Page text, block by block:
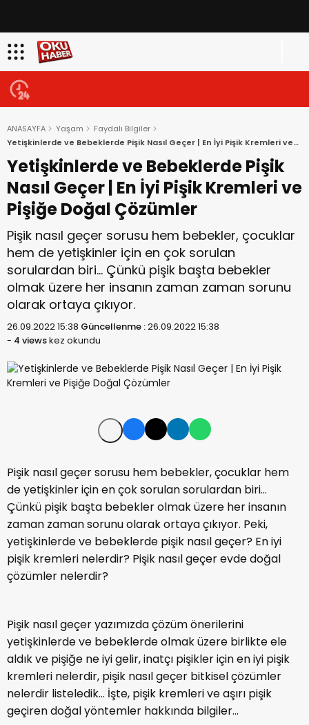
ANASAYFA Yaşam
Faydalı Bilgiler
Yetişkinlerde ve Bebeklerde Pişik Nasıl Geçer | En İyi Pişik Kremleri ve
Pişiğe Doğal Çözümler
Yetişkinlerde ve Bebeklerde Pişik
Nasıl Geçer | En İyi Pişik Kremleri ve
Pişiğe Doğal Çözümler
Pişik nasıl geçer sorusu hem bebekler, çocuklar
hem de yetişkinler için en çok sorulan
sorulardan biri… Çünkü pişik başta bebekler
olmak üzere her insanın zaman zaman sorunu
olarak ortaya çıkıyor.
26.09.2022 15:38 Güncellenme :26.09.2022 15:38
- 4 viewskez okundu
Pişik nasıl geçer sorusu hem bebekler, çocuklar hem
de yetişkinler için en çok sorulan sorulardan biri...
Çünkü pişik başta bebekler olmak üzere her insanın
zaman zaman sorunu olarak ortaya çıkıyor. Peki,
yetişkinlerde ve bebeklerde pişik nasıl geçer? En iyi
pişik kremleri nelerdir? Pişik nasıl geçer evde doğal
çözümler nelerdir?
Pişik nasıl geçer yazımızda çözüm önerilerini
yetişkinlerde ve bebeklerde olmak üzere birlikte ele
aldık ve pişiğe ne iyi gelir, inatçı pişikler için en iyi pişik
kremleri nelerdir, pişik nasıl geçer bitkisel çözümler
nelerdir listeledik... İşte, pişik kremleri ve aşırı pişik
geçiren doğal yöntemler hakkında bilgiler...